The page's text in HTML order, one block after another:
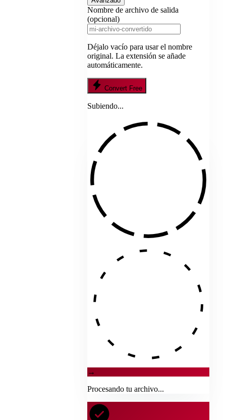
Nombre de archivo de salida
(opcional)
Déjalo vacío para usar el nombre
original. La extensión se añade
automáticamente.
Convert Free
Subiendo...
→
Procesando tu archivo...